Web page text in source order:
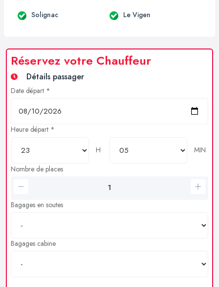
Solignac Le Vigen
Réservez votre Chauffeur
Détails passager
Date départ *
Heure départ *
H
MIN
Nombre de places
Bagages en soutes
Bagages cabine